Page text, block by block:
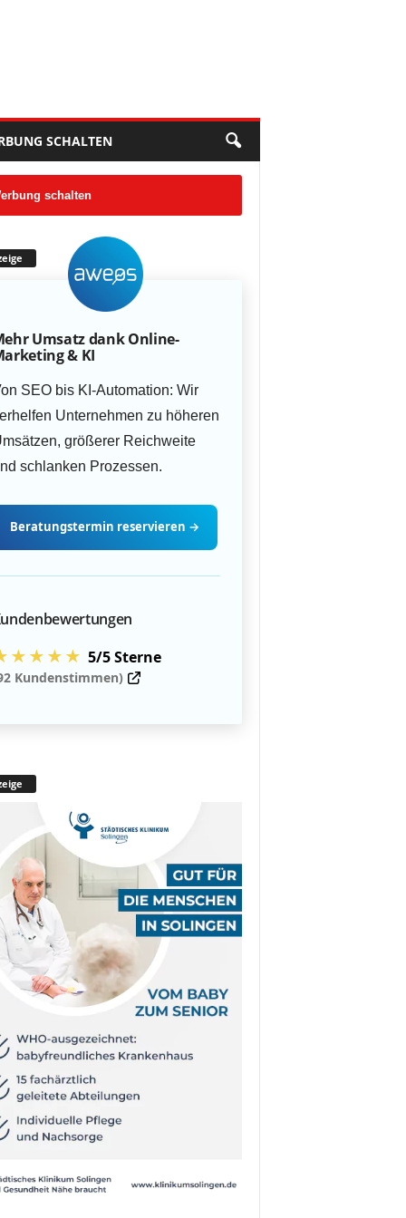
SCHALTEN
schalten
Umsatz dank Online-
& KI
SEO bis KI-Automation: Wir
Unternehmen zu höheren
größerer Reichweite
schlanken Prozessen.
Beratungstermin reservieren →
5/5 Sterne
Kundenstimmen)